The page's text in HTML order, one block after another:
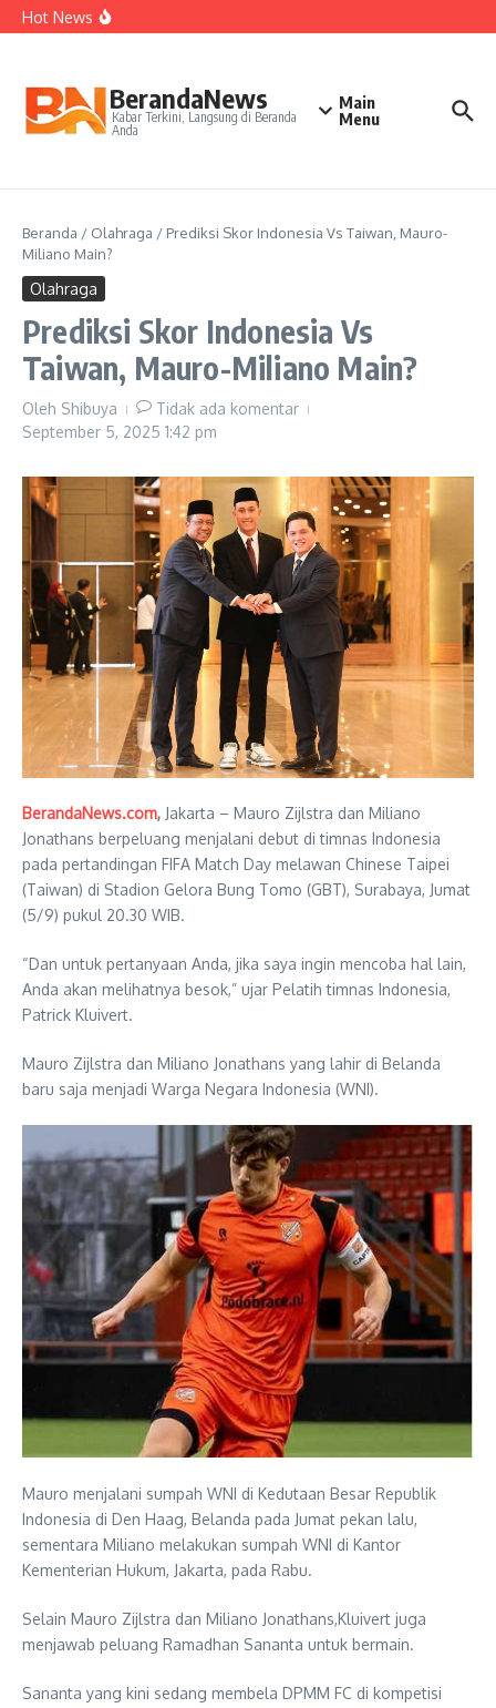
Lewati ke konten
Hot News
Games 2026
BerandaNews
Kabar Terkini, Langsung di Beranda
Anda
Main
Menu
Beranda / Olahraga / Prediksi Skor Indonesia Vs Taiwan, Mauro-
Miliano Main?
Olahraga
Prediksi Skor Indonesia Vs
Taiwan, Mauro-Miliano Main?
Oleh Shibuya
Tidak ada komentar
September 5, 2025 1:42 pm
BerandaNews.com, Jakarta – Mauro Zijlstra dan Miliano
Jonathans berpeluang menjalani debut di timnas Indonesia
pada pertandingan FIFA Match Day melawan Chinese Taipei
(Taiwan) di Stadion Gelora Bung Tomo (GBT), Surabaya, Jumat
(5/9) pukul 20.30 WIB.
“Dan untuk pertanyaan Anda, jika saya ingin mencoba hal lain,
Anda akan melihatnya besok,” ujar Pelatih timnas Indonesia,
Patrick Kluivert.
Mauro Zijlstra dan Miliano Jonathans yang lahir di Belanda
baru saja menjadi Warga Negara Indonesia (WNI).
Mauro menjalani sumpah WNI di Kedutaan Besar Republik
Indonesia di Den Haag, Belanda pada Jumat pekan lalu,
sementara Miliano melakukan sumpah WNI di Kantor
Kementerian Hukum, Jakarta, pada Rabu.
Selain Mauro Zijlstra dan Miliano Jonathans,Kluivert juga
menjawab peluang Ramadhan Sananta untuk bermain.
Sananta yang kini sedang membela DPMM FC di kompetisi